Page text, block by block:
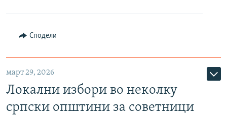
Сподели
март 29, 2026
Локални избори во неколку
српски општини за советници